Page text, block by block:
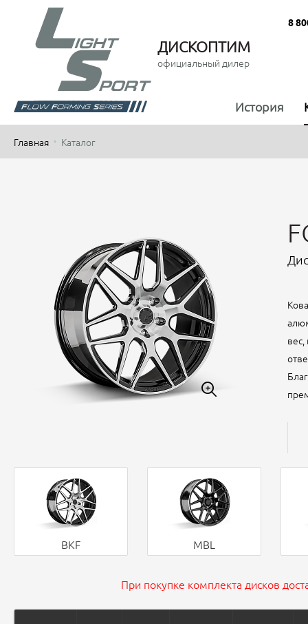
ДИСКОПТИМ
официальный дилер
8
История
Главная Каталог
BKF MBL
При покупке комплекта дисков